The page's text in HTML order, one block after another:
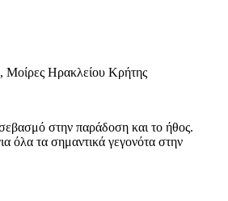
Μοίρες Ηρακλείου Κρήτης
σεβασμό στην παράδοση και το ήθος.
όλα τα σημαντικά γεγονότα στην